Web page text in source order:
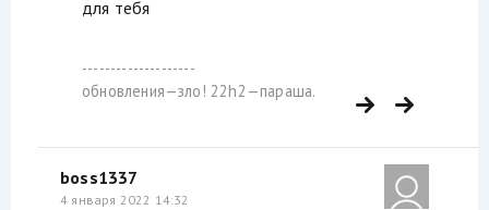
для тебя
--------------------
обновления—зло! 22h2—параша.
boss1337
4 января 2022 14:32